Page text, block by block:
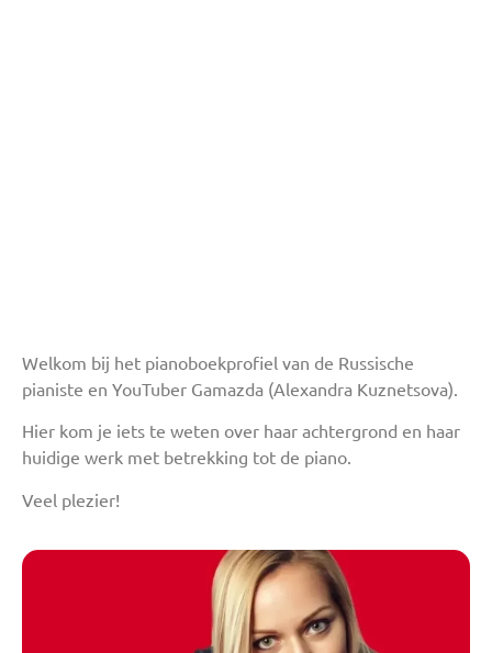
Welkom bij het pianoboekprofiel van de Russische
pianiste en YouTuber Gamazda (Alexandra Kuznetsova).
Hier kom je iets te weten over haar achtergrond en haar
huidige werk met betrekking tot de piano.
Veel plezier!